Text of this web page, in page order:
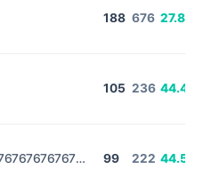
188 676 27.81
105 236 44.49
67676767676767676767676767676767676767676767676767 99 222 44.59